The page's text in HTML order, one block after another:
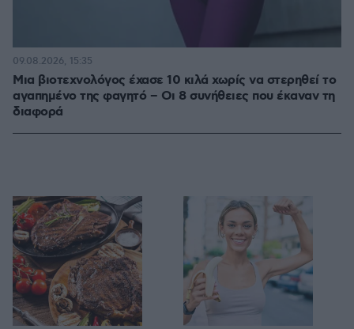
Μια βιοτεχνολόγος έχασε 10 κιλά χωρίς να στερηθεί το
αγαπημένο της φαγητό – Οι 8 συνήθειες που έκαναν τη
διαφορά
09.08.2026, 15:35